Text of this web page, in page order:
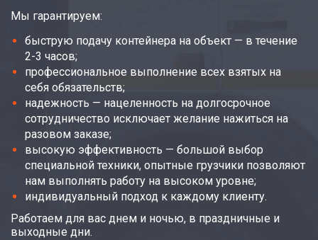
Мы гарантируем:
быструю подачу контейнера на объект — в течение
2-3 часов;
профессиональное выполнение всех взятых на
себя обязательств;
надежность — нацеленность на долгосрочное
сотрудничество исключает желание нажиться на
разовом заказе;
высокую эффективность — большой выбор
специальной техники, опытные грузчики позволяют
нам выполнять работу на высоком уровне;
индивидуальный подход к каждому клиенту.
Работаем для вас днем и ночью, в праздничные и
выходные дни.